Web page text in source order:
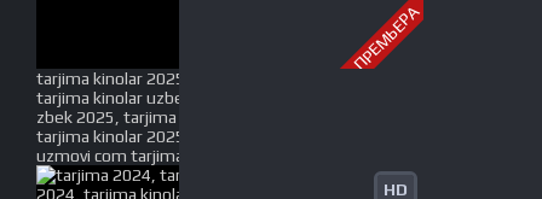
ПРЕМЬЕРА
tarjima kinolar 2025, uzbek tarjima kinolar 2025,
tarjima kinolar uzbek tilida 2025, tarjima kinolar o
zbek 2025, tarjima kinolar o zbek tilida 2025, yangi
tarjima kinolar 2025, uzmovi tarjima kinolar 2025,
uzmovi com tarjima kinolar 2025, uzbekcha t
HD